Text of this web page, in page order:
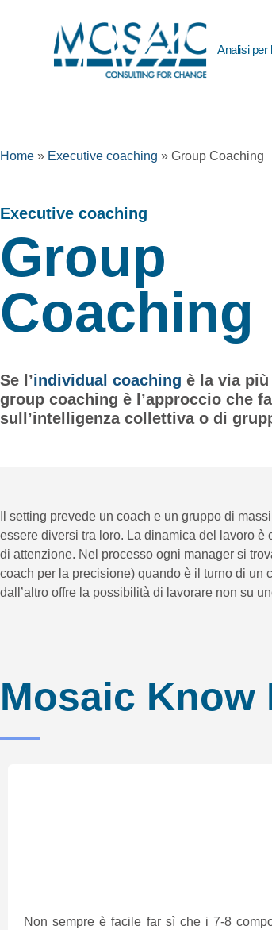
Analisi per
Home » Executive coaching » Group Coaching
Executive coaching​
Group
Coaching​
Se l’individual coaching è la via più
group coaching è l’approccio che
sull’intelligenza collettiva o di
Il setting prevede un coach e un gruppo di
essere diversi tra loro. La dinamica del lavoro
di attenzione. Nel processo ogni manager si
coach per la precisione) quando è il turno di un
dall’altro offre la possibilità di lavorare non su
Mosaic Know
Non sempre è facile far sì che i 7-8